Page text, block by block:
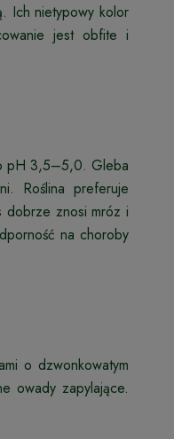
Ich nietypowy kolor
jest obfite i
pH 3,5–5,0. Gleba
Roślina preferuje
dobrze znosi mróz i
na choroby
o dzwonkowatym
owady zapylające.